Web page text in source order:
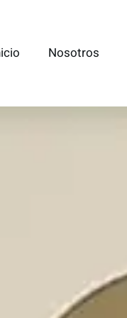
Nosotros